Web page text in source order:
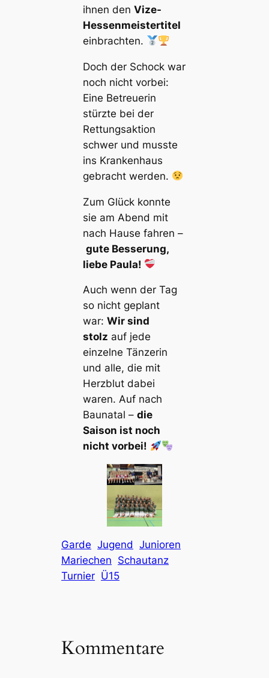
ihnen den Vize-
Hessenmeistertitel
einbrachten.
Doch der Schock war
noch nicht vorbei:
Eine Betreuerin
stürzte bei der
Rettungsaktion
schwer und musste
ins Krankenhaus
gebracht werden.
Zum Glück konnte
sie am Abend mit
nach Hause fahren –
gute Besserung,
liebe Paula!
Auch wenn der Tag
so nicht geplant
war: Wir sind
stolz auf jede
einzelne Tänzerin
und alle, die mit
Herzblut dabei
waren. Auf nach
Baunatal – die
Saison ist noch
nicht vorbei!
Garde Jugend
Junioren
Mariechen Schautanz
Turnier Ü15
Kommentare